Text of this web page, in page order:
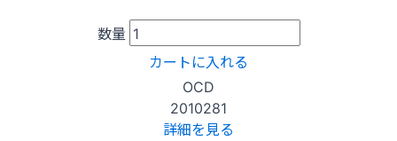
数量
カートに入れる
OCD
2010281
詳細を見る